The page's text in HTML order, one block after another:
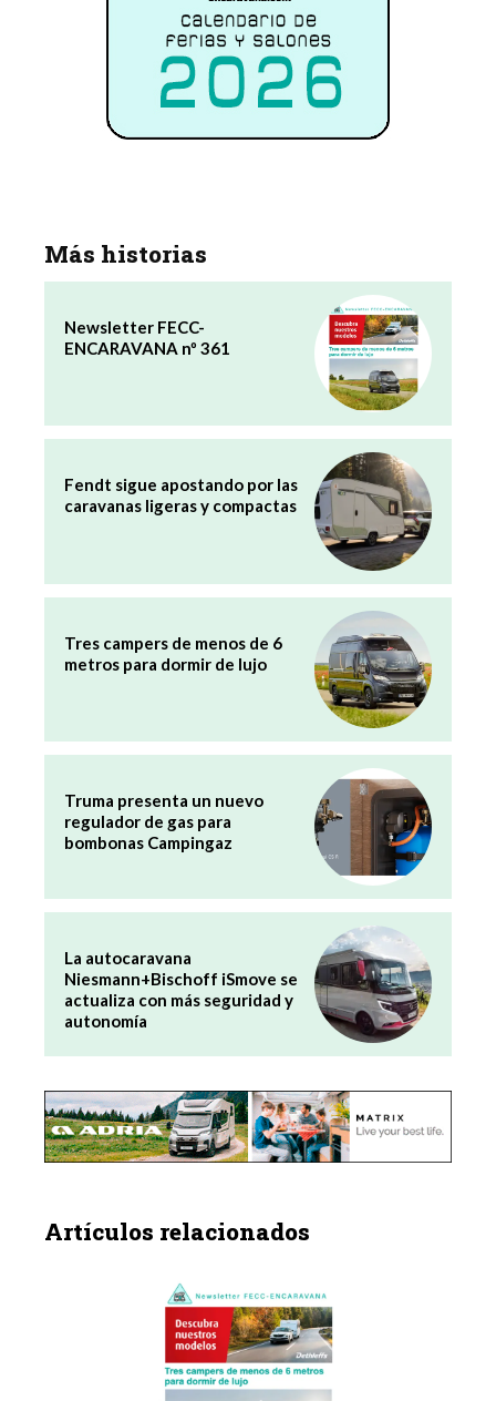
Más historias
Newsletter FECC-
ENCARAVANA nº 361
Fendt sigue apostando por las
caravanas ligeras y compactas
Tres campers de menos de 6
metros para dormir de lujo
Truma presenta un nuevo
regulador de gas para
bombonas Campingaz
La autocaravana
Niesmann+Bischoff iSmove se
actualiza con más seguridad y
autonomía
Artículos relacionados